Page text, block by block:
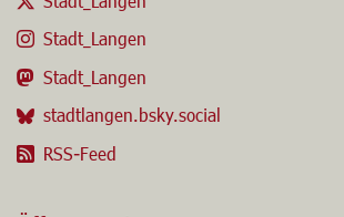
Langen.RheinMain
Stadt_Langen
Stadt_Langen
Stadt_Langen
stadtlangen.bsky.social